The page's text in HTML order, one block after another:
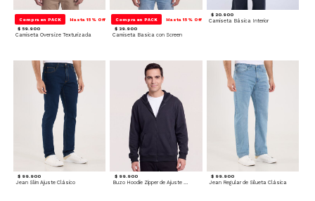
Compra en PACK Hasta 15% Off
$ 59.900
Camiseta Oversize Texturizada
Compra en PACK Hasta 15% Off
$ 39.900
Camiseta Basica con Screen
$ 20.900
Camiseta Básica Interior
$ 99.900
Jean Slim Ajuste Clásico
$ 99.900
Buzo Hoodie Zipper de Ajuste Cómodo
$ 99.900
Jean Regular de Silueta Clásica